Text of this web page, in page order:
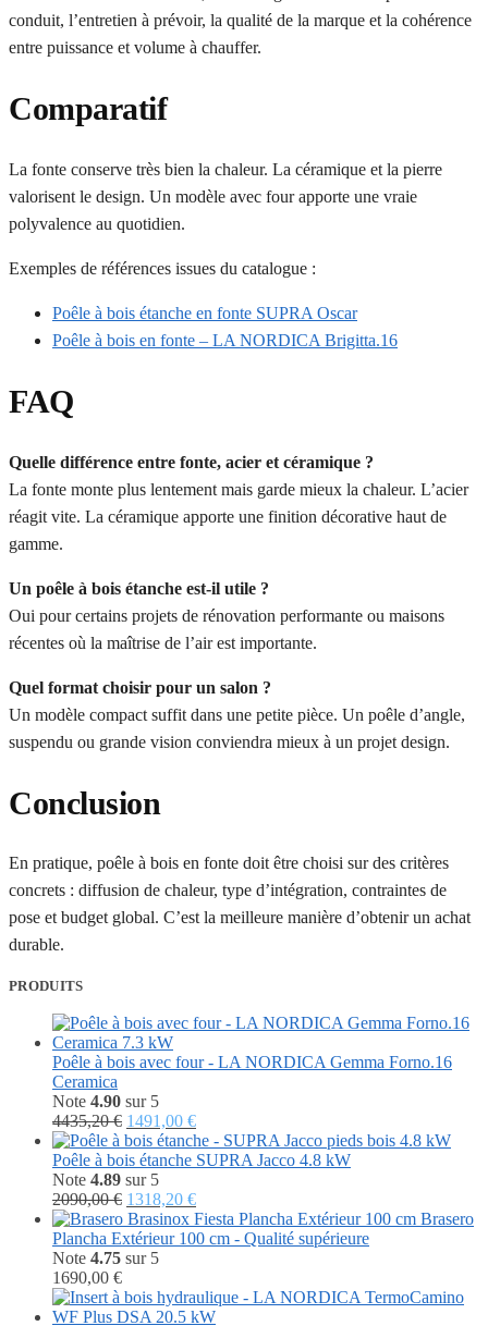
conduit, l’entretien à prévoir, la qualité de la marque et la cohérence
entre puissance et volume à chauffer.
Comparatif
La fonte conserve très bien la chaleur. La céramique et la pierre
valorisent le design. Un modèle avec four apporte une vraie
polyvalence au quotidien.
Exemples de références issues du catalogue :
Poêle à bois étanche en fonte SUPRA Oscar
Poêle à bois en fonte – LA NORDICA Brigitta.16
FAQ
Quelle différence entre fonte, acier et céramique ?
La fonte monte plus lentement mais garde mieux la chaleur. L’acier
réagit vite. La céramique apporte une finition décorative haut de
gamme.
Un poêle à bois étanche est-il utile ?
Oui pour certains projets de rénovation performante ou maisons
récentes où la maîtrise de l’air est importante.
Quel format choisir pour un salon ?
Un modèle compact suffit dans une petite pièce. Un poêle d’angle,
suspendu ou grande vision conviendra mieux à un projet design.
Conclusion
En pratique, poêle à bois en fonte doit être choisi sur des critères
concrets : diffusion de chaleur, type d’intégration, contraintes de
pose et budget global. C’est la meilleure manière d’obtenir un achat
durable.
PRODUITS
Poêle à bois avec four - LA NORDICA Gemma Forno.16
Ceramica
Note 4.90 sur 5
4435,20€ Le
prix
initial
était :
4435,20 €.
1491,00 €Le
prix
actuel
1491,00 €.
Poêle à bois étanche SUPRA Jacco 4.8 kW
Note 4.89 sur 5
2090,00€ Le
prix
initial
était :
1318,20 €Le
prix
actuel
Brasero
Plancha Extérieur 100 cm - Qualité supérieure
Note 4.75 sur 5
1690,00 €